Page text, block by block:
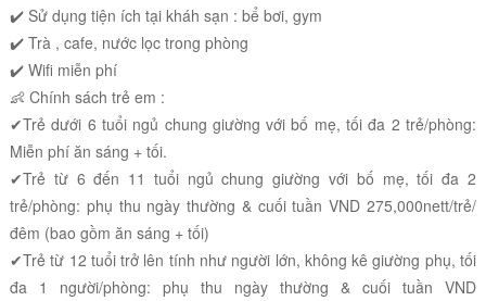
✔️ Sử dụng tiện ích tại kháh sạn : bể bơi, gym
✔️ Trà , cafe, nước lọc trong phòng
✔️ Wifi miễn phí
👶 Chính sách trẻ em :
✔Trẻ dưới 6 tuổi ngủ chung giường với bố mẹ, tối đa 2 trẻ/phòng:
Miễn phí ăn sáng + tối.
✔Trẻ từ 6 đến 11 tuổi ngủ chung giường với bố mẹ, tối đa 2
trẻ/phòng: phụ thu ngày thường & cuối tuần VND 275,000nett/trẻ/
đêm (bao gồm ăn sáng + tối)
✔Trẻ từ 12 tuổi trở lên tính như người lớn, không kê giường phụ, tối
đa 1 người/phòng: phụ thu ngày thường & cuối tuần VND